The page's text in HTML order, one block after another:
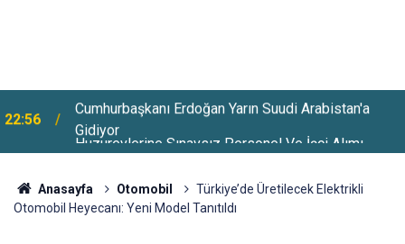
22:28
Huzurevlerine Sınavsız Personel Ve İşçi Alımı
Başladı
Anasayfa Otomobil
Türkiye’de Üretilecek Elektrikli
Otomobil Heyecanı: Yeni Model Tanıtıldı